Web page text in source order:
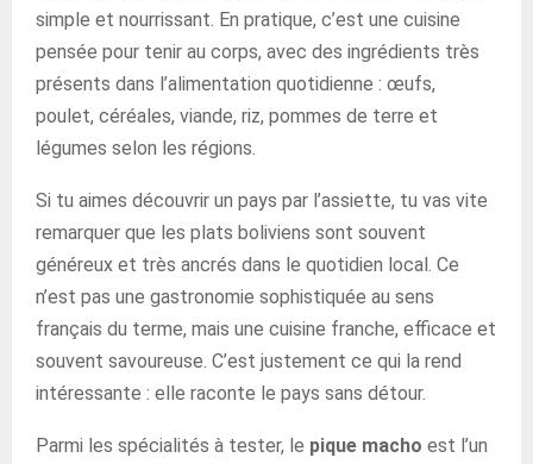
simple et nourrissant. En pratique, c’est une cuisine
pensée pour tenir au corps, avec des ingrédients très
présents dans l’alimentation quotidienne : œufs,
poulet, céréales, viande, riz, pommes de terre et
légumes selon les régions.
Si tu aimes découvrir un pays par l’assiette, tu vas vite
remarquer que les plats boliviens sont souvent
généreux et très ancrés dans le quotidien local. Ce
n’est pas une gastronomie sophistiquée au sens
français du terme, mais une cuisine franche, efficace et
souvent savoureuse. C’est justement ce qui la rend
intéressante : elle raconte le pays sans détour.
Parmi les spécialités à tester, le pique macho est l’un